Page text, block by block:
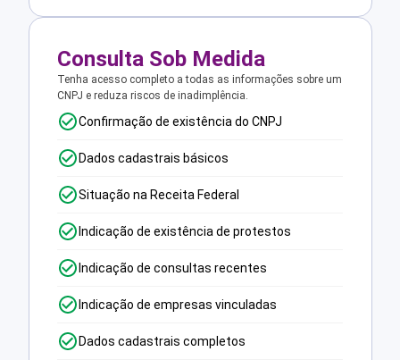
Consulta Sob Medida
Tenha acesso completo a todas as informações sobre um
CNPJ e reduza riscos de inadimplência.
Confirmação de existência do CNPJ
Dados cadastrais básicos
Situação na Receita Federal
Indicação de existência de protestos
Indicação de consultas recentes
Indicação de empresas vinculadas
Dados cadastrais completos